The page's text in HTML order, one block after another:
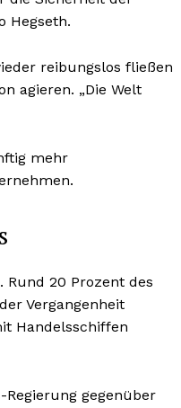
Hegseth.
reibungslos fließen
agieren. „Die Welt
mehr
20 Prozent des
Vergangenheit
Handelsschiffen
gegenüber